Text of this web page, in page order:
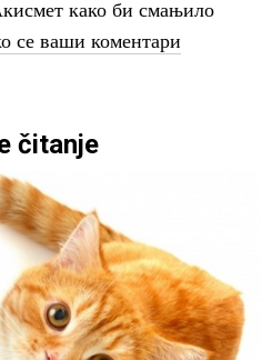
како би смањило
се ваши коментари
čitanje